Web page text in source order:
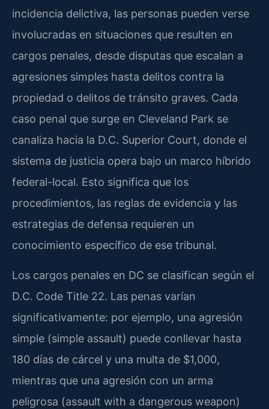
incidencia delictiva, las personas pueden verse
involucradas en situaciones que resulten en
cargos penales, desde disputas que escalan a
agresiones simples hasta delitos contra la
propiedad o delitos de tránsito graves. Cada
caso penal que surge en Cleveland Park se
canaliza hacia la D.C. Superior Court, donde el
sistema de justicia opera bajo un marco híbrido
federal-local. Esto significa que los
procedimientos, las reglas de evidencia y las
estrategias de defensa requieren un
conocimiento específico de ese tribunal.
Los cargos penales en DC se clasifican según el
D.C. Code Title 22. Las penas varían
significativamente: por ejemplo, una agresión
simple (simple assault) puede conllevar hasta
180 días de cárcel y una multa de $1,000,
mientras que una agresión con un arma
peligrosa (assault with a dangerous weapon)